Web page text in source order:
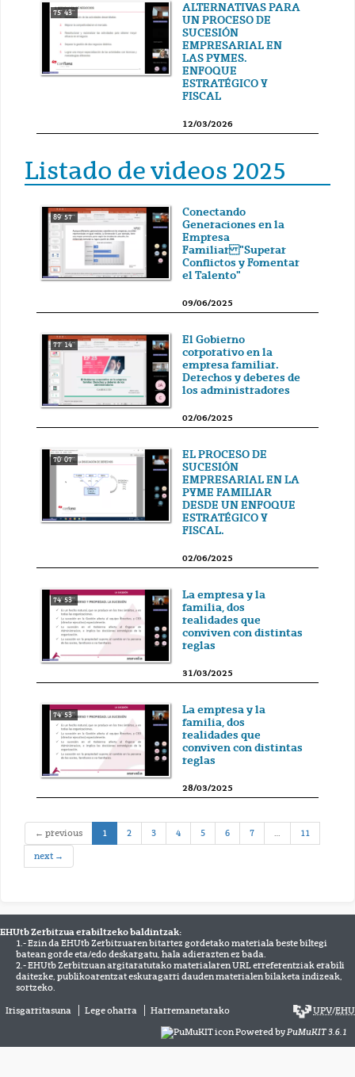
75' 43''
ALTERNATIVAS PARA
UN PROCESO DE
SUCESIÓN
EMPRESARIAL EN
LAS PYMES.
ENFOQUE
ESTRATÉGICO Y
FISCAL
12/03/2026
Listado de videos 2025
89' 57''
Conectando
Generaciones en la
Empresa
Familiar "Superar
Conflictos y Fomentar
el Talento"
09/06/2025
77' 14''
El Gobierno
corporativo en la
empresa familiar.
Derechos y deberes de
los administradores
02/06/2025
70' 07''
EL PROCESO DE
SUCESIÓN
EMPRESARIAL EN LA
PYME FAMILIAR
DESDE UN ENFOQUE
ESTRATÉGICO Y
FISCAL.
02/06/2025
74' 53''
La empresa y la
familia, dos
realidades que
conviven con distintas
reglas
31/03/2025
74' 53''
La empresa y la
familia, dos
realidades que
conviven con distintas
reglas
28/03/2025
← previous 1 (current)
2 3 4 5 6 7 … 11
next →
EHUtb Zerbitzua erabiltzeko baldintzak:
1.- Ezin da EHUtb Zerbitzuaren bitartez gordetako materiala beste biltegi
batean gorde eta/edo deskargatu, hala adierazten ez bada.
2.- EHUtb Zerbitzuan argitaratutako materialaren URL erreferentziak erabili
daitezke, publikoarentzat eskuragarri dauden materialen bilaketa indizeak,
sortzeko.
Irisgarritasuna Lege oharra Harremanetarako UPV/EHU
Powered byPuMuKIT 3.6.1